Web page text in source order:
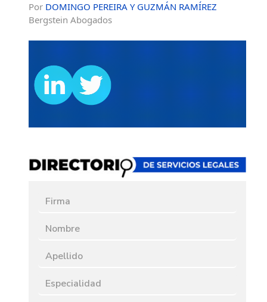
Por DOMINGO PEREIRA Y GUZMÁN RAMÍREZ
Bergstein Abogados